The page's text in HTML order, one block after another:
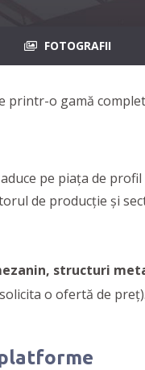
FOTOGRAFII
printr-o gamă
pe piața de
de producție și
structuri
o ofertă de preț).